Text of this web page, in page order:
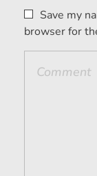
Save my
browser for